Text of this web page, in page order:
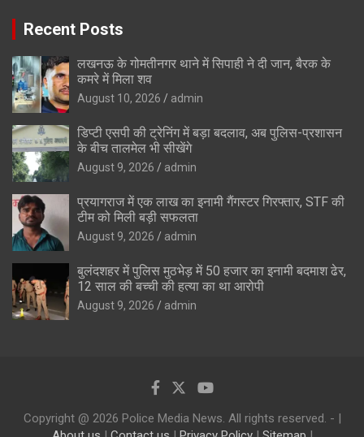
Recent Posts
लखनऊ के गोमतीनगर थाने में सिपाही ने दी जान, बैरक के
कमरे में मिला शव
August 10, 2026 admin
डिप्टी एसपी की ट्रेनिंग में बड़ा बदलाव, अब पुलिस-प्रशासन
के बीच तालमेल भी सीखेंगे
August 9, 2026 admin
प्रयागराज में एक लाख का इनामी गैंगस्टर गिरफ्तार, STF की
टीम को मिली बड़ी सफलता
August 9, 2026 admin
बुलंदशहर में पुलिस मुठभेड़ में 50 हजार का इनामी बदमाश ढेर,
12 साल की बच्ची की हत्या का था आरोपी
August 9, 2026 admin
Copyright @ 2026 Police Media News. All rights reserved. - |